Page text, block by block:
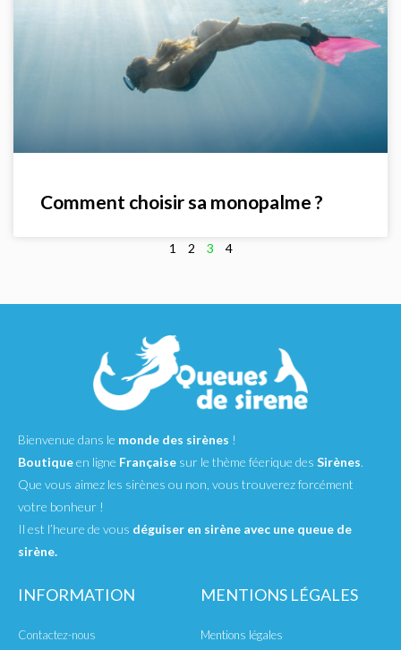
Comment choisir sa monopalme ?
1 2 3 4
Bienvenue dans le monde des sirènes !
Boutiqueen ligne Française sur le thème féerique des Sirènes.
Que vous aimez les sirènes ou non, vous trouverez forcément
votre bonheur !
Il est l’heure de vous déguiser en sirène avec une queue de
sirène.
INFORMATION
Contactez-nous
MENTIONS LÉGALES
Mentions légales